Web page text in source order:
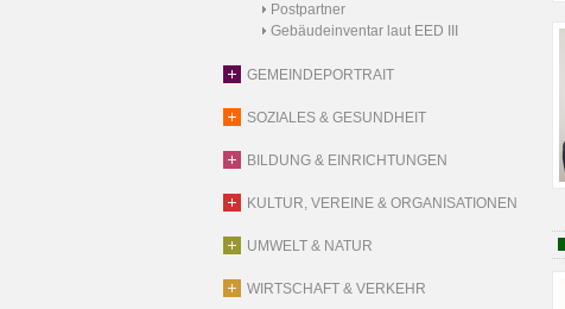
Postpartner
Gebäudeinventar laut EED III
GEMEINDEPORTRAIT
SOZIALES & GESUNDHEIT
BILDUNG & EINRICHTUNGEN
KULTUR, VEREINE & ORGANISATIONEN
UMWELT & NATUR
WIRTSCHAFT & VERKEHR